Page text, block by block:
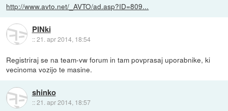
http://www.avto.net/_AVTO/ad.asp?ID=809...
PINki
::21. apr 2014, 18:54
Registriraj se na team-vw forum in tam povprasaj uporabnike, ki
vecinoma vozijo te masine.
shinko
::21. apr 2014, 18:57